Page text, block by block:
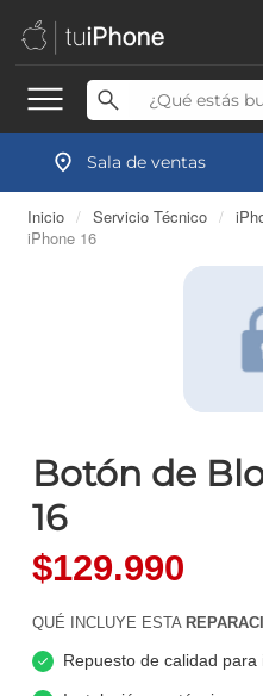
Sala de ventas
Inicio / Servicio Técnico /
iPhone 16
Botón de
16
$129.990
QUÉ INCLUYE ESTA
Repuesto de calidad para